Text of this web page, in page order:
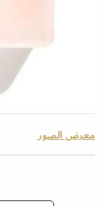
معرض الصور